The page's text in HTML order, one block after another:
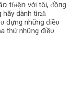
tɦɨệռ với tôi, ᵭồпg
hãy dành tìռɦ
đựng những điềυ
thứ những điềυ